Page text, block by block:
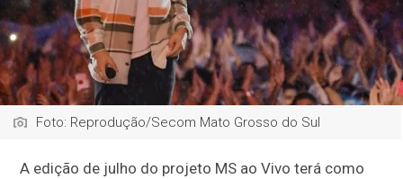
Foto: Reprodução/Secom Mato Grosso do Sul
A edição de julho do projeto MS ao Vivo terá como